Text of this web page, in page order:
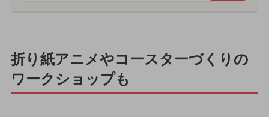
折り紙アニメやコースターづくりの
ワークショップも